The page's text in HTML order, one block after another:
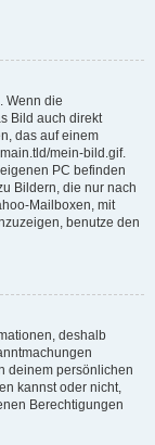
Wenn die
Bild auch direkt
das auf einem
mein-bild.gif.
PC befinden
Bildern, die nur nach
Mailboxen, mit
benutze den
deshalb
deinem persönlichen
kannst oder nicht,
Berechtigungen